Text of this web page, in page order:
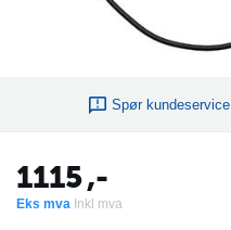
Spør kundeservice
1115,-
Eks mva Inkl mva